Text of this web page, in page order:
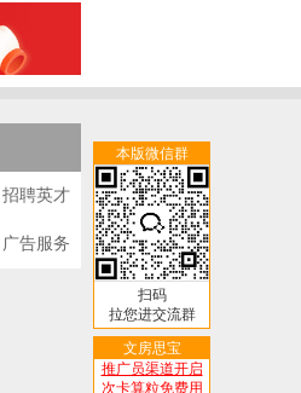
本版微信群
扫码
拉您进交流群
文房思宝
推广员渠道开启
次卡算粒免费用
招聘英才
广告服务